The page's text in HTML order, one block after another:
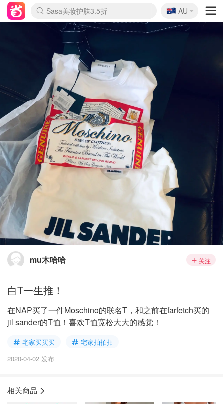
lululemon本周上新
Sasa美妆护肤3.5折
SSENSE年中3折
FreshBeauty好价汇总
Cettire降价+叠9折
Farfetch折上8折
WWS Coles超市实拍
viagogo二手票捡漏
Myer清仓1折起
The Outnet奢牌1折起
David Jones 3折起
Flannels大牌1折
Perfumes Club护肤1折
AMIRO返校季6.2折
Oweek抽奖送Airpods
Amazon折扣汇总
eToro入金$200送$50
Amazon数码好物
ICONIC本周7.5折
ThedoubleF高奢地板价
Moose Knuckles 6折
丝芙兰5折起
EUFY官网3.7折起
Selenichast首饰2折
Trip机票酒店促销
YSL送5件彩妆礼
Amazon家居好物
BIGBANG巡演开票
David Jones时尚3折
Amazon美妆护肤
雅漾大喷$8
过敏原检测盒$33
伊索独家赠50ml沐浴露
科颜氏送高保湿面霜
SEALIFE海洋馆门票6折
丝塔芙大白罐$16
订阅Newsletter送香薰
Cult Beauty 6.8折
Harrods圣诞日历2.3折
LN-CC奢牌私促3折
d'Alba空姐喷雾$16
EVE LOM套装逆天2折
Bernardelli独家4折
Adore Beauty 6折起
CT圣诞日历
Mytheresa奢品2.7折
🇦🇺
AU
mu木哈哈 关注
白T一生推！
在NAP买了一件Moschino的联名T，和之前在farfetch买的
jil sander的T恤！喜欢T恤宽松大大的感觉！
宅家买买买
宅家拍拍拍
2020-04-02 发布
相关商品